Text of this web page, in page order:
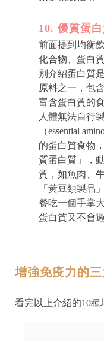
10. 優質蛋
前面提到均衡
化合物、蛋白
別介紹蛋白質
原料之一，包
富含蛋白質的
人體無法自行
（essential
的蛋白質食物
質蛋白質」，
質，如魚肉、
「黃豆類製品
餐吃一個手掌
蛋白質又不會過
增強免疫力的三
看完以上介紹的10種